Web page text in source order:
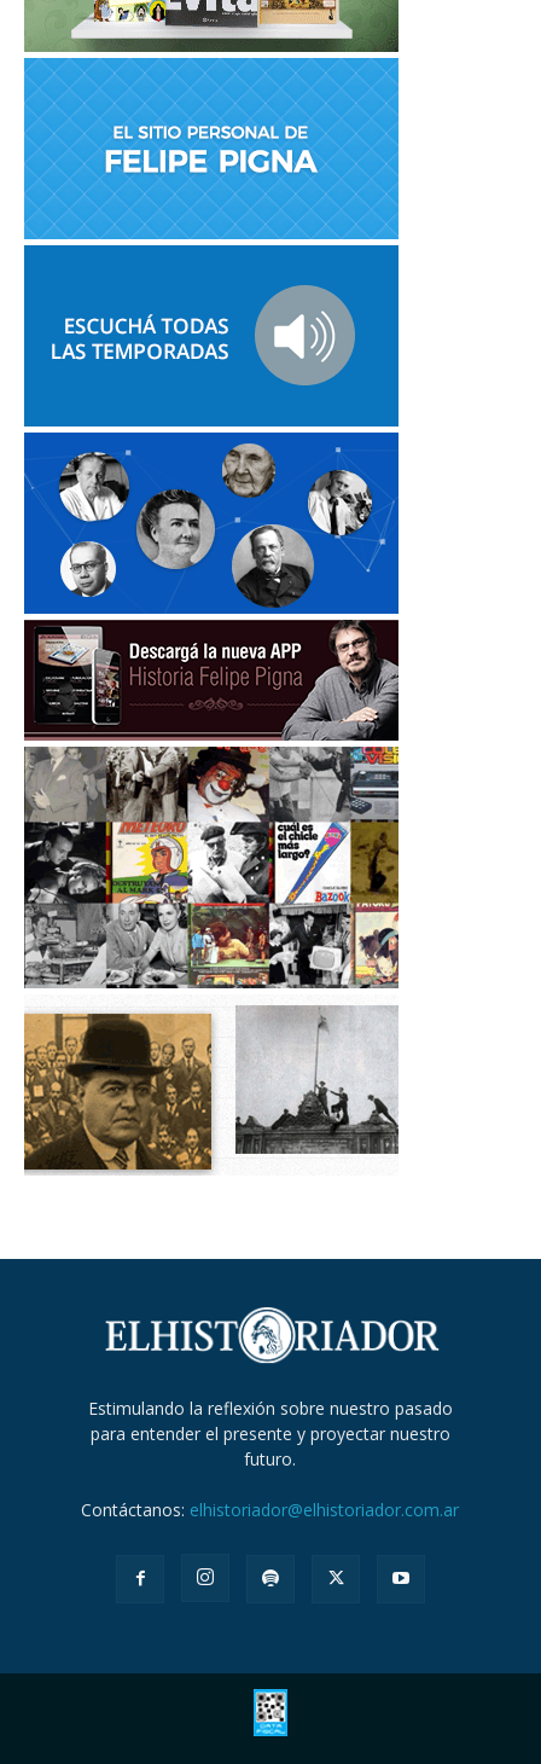
Estimulando la reflexión sobre nuestro pasado
para entender el presente y proyectar nuestro
futuro.
Contáctanos: elhistoriador@elhistoriador.com.ar